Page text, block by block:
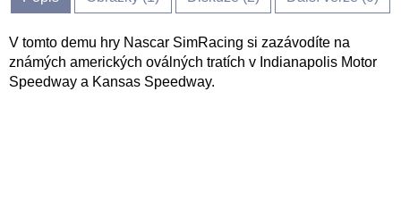
V tomto demu hry Nascar SimRacing si zazávodíte na
známých amerických oválných tratích v Indianapolis Motor
Speedway a Kansas Speedway.